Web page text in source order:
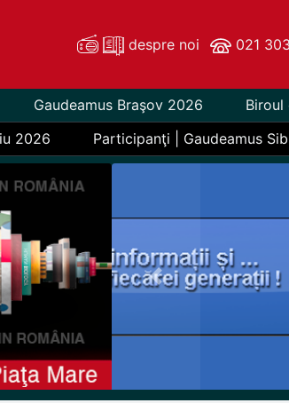
despre noi 021
Gaudeamus Braşov 2026 Biroul
2026
Participanţi | Gaudeamus
Previous